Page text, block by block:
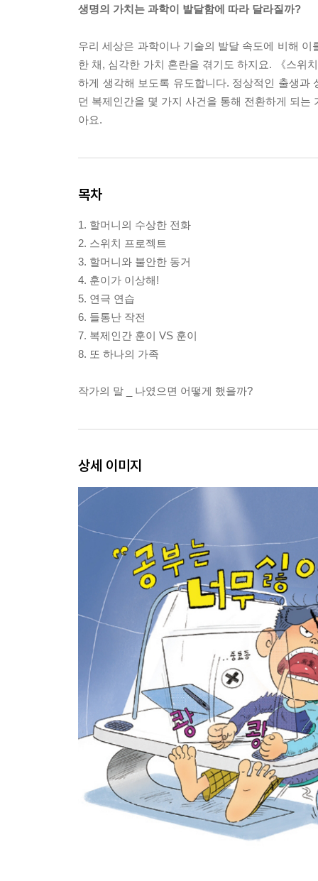
생명의 가치는 과학이 발달함에 따라 달라질까?
우리 세상은 과학이나 기술의 발달 속도에 비해
한 채, 심각한 가치 혼란을 겪기도 하지요. 《스위
하게 생각해 보도록 유도합니다. 정상적인 출생과
던 복제인간을 몇 가지 사건을 통해 전환하게 되
아요.
목차
1. 할머니의 수상한 전화
2. 스위치 프로젝트
3. 할머니와 불안한 동거
4. 훈이가 이상해!
5. 연극 연습
6. 들통난 작전
7. 복제인간 훈이 VS 훈이
8. 또 하나의 가족
작가의 말 _ 나였으면 어떻게 했을까?
상세 이미지